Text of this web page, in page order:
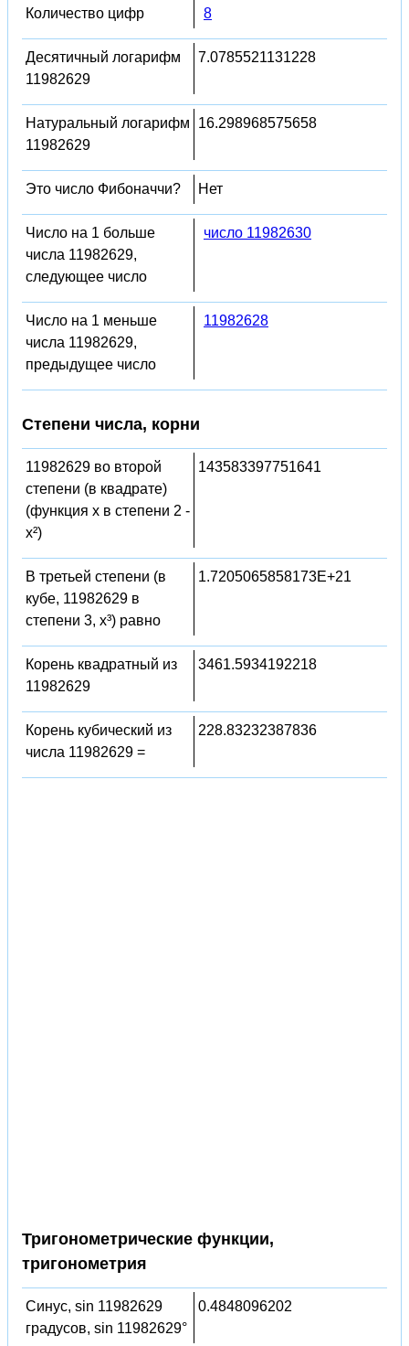
Количество цифр 8
Десятичный логарифм
11982629
7.0785521131228
Натуральный логарифм
11982629
16.298968575658
Это число Фибоначчи? Нет
Число на 1 больше
числа 11982629,
следующее число
число 11982630
Число на 1 меньше
числа 11982629,
предыдущее число
11982628
Степени числа, корни
11982629 во второй
степени (в квадрате)
(функция x в степени 2 -
x²)
143583397751641
В третьей степени (в
кубе, 11982629 в
степени 3, x³) равно
1.7205065858173E+21
Корень квадратный из
11982629
3461.5934192218
Корень кубический из
числа 11982629 =
228.83232387836
Тригонометрические функции,
тригонометрия
Синус, sin 11982629
градусов, sin 11982629°
0.4848096202